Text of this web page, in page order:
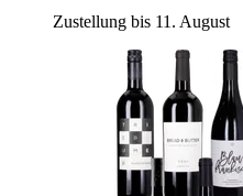
Zustellung bis 11. August